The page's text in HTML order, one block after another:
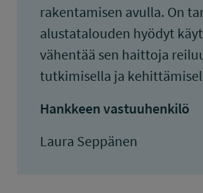
rakentamisen avulla. On
alustatalouden hyödyt
vähentää sen haittoja
tutkimisella ja
Hankkeen vastuuhenkilö
Laura Seppänen